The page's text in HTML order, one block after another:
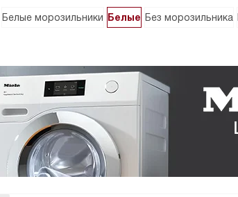
Белые морозильники Белые Без морозильника